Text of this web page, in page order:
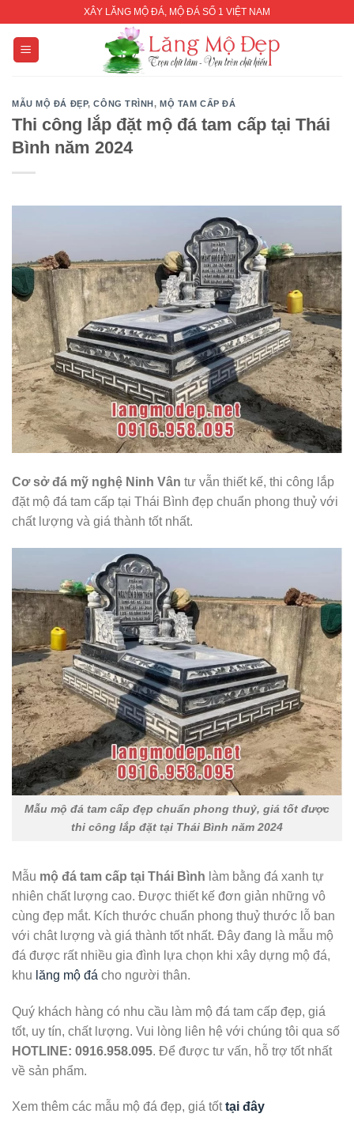
content
XÂY LĂNG MỘ ĐÁ, MỘ ĐÁ SỐ 1 VIỆT NAM
MẪU MỘ ĐÁ ĐẸP,CÔNG TRÌNH,MỘ TAM CẤP ĐÁ
Thi công lắp đặt mộ đá tam cấp tại Thái
Bình năm 2024
Cơ sở đá mỹ nghệ Ninh Vân tư vẫn thiết kế, thi công lắp
đặt mộ đá tam cấp tại Thái Bình đẹp chuẩn phong thuỷ với
chất lượng và giá thành tốt nhất.
Mẫu mộ đá tam cấp đẹp chuẩn phong thuỷ, giá tốt được
thi công lắp đặt tại Thái Bình năm 2024
Mẫu mộ đá tam cấp tại Thái Bình làm bằng đá xanh tự
nhiên chất lượng cao. Được thiết kế đơn giản những vô
cùng đẹp mắt. Kích thước chuẩn phong thuỷ thước lỗ ban
với chât lượng và giá thành tốt nhất. Đây đang là mẫu mộ
đá được rất nhiều gia đình lựa chọn khi xây dựng mộ đá,
khu lăng mộ đá cho người thân.
Quý khách hàng có nhu cầu làm mộ đá tam cấp đẹp, giá
tốt, uy tín, chất lượng. Vui lòng liên hệ với chúng tôi qua số
HOTLINE: 0916.958.095. Để được tư vấn, hỗ trợ tốt nhất
về sản phẩm.
Xem thêm các mẫu mộ đá đẹp, giá tốttại đây